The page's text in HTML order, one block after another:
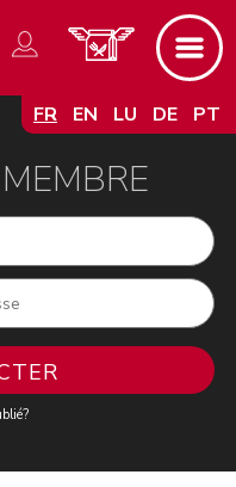
FR EN LU DE PT